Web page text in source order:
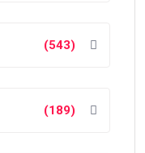
(543)
(189)